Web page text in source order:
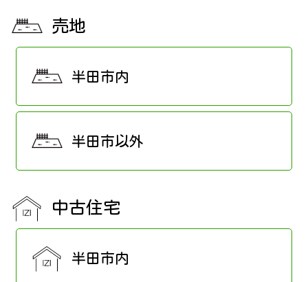
売地
半田市内
半田市以外
中古住宅
半田市内